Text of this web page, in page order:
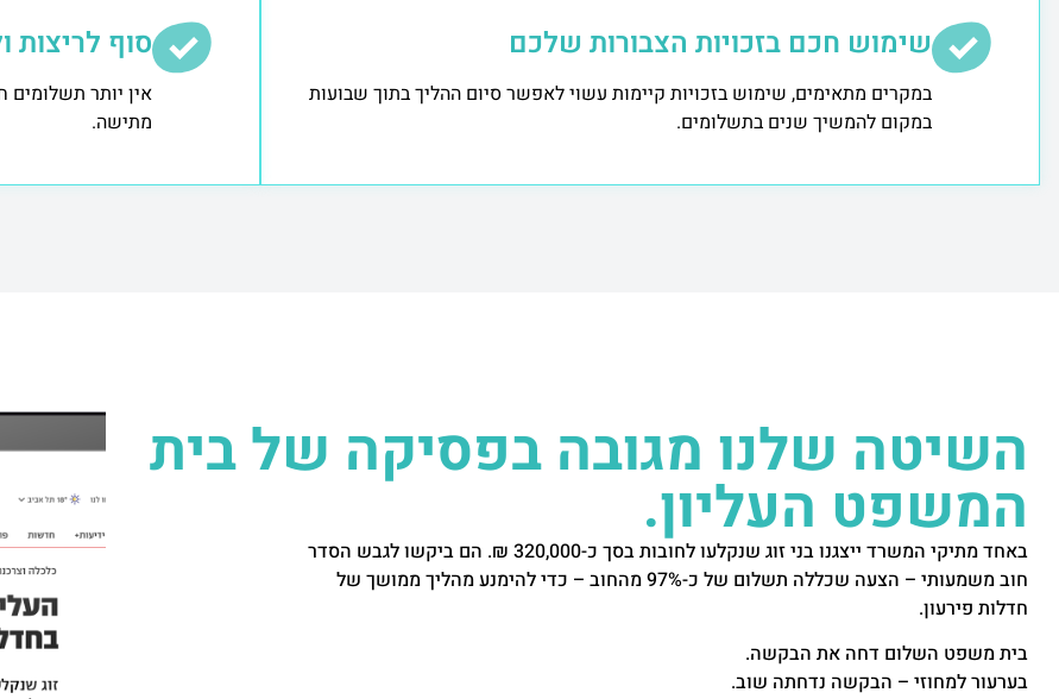
שימוש חכם בזכויות הצבורות שלכם
במקרים מתאימים, שימוש בזכויות קיימות עשוי לאפשר סיום ההליך בתוך שבועות
במקום להמשיך שנים בתשלומים.
סוף לריצות
אין יותר תשלומים
מתישה.
השיטה שלנו מגובה בפסיקה של בית
המשפט העליון.
באחד מתיקי המשרד ייצגנו בני זוג שנקלעו לחובות בסך כ-320,000 ₪. הם ביקשו לגבש הסדר
חוב משמעותי – הצעה שכללה תשלום של כ-97% מהחוב – כדי להימנע מהליך ממושך של
חדלות פירעון.
בית משפט השלום דחה את הבקשה.
בערעור למחוזי – הבקשה נדחתה שוב.